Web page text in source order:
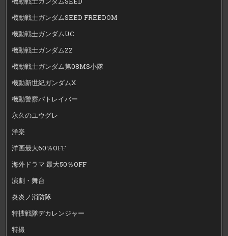
機動戦士ガンダムSEED FREEDOM
機動戦士ガンダムUC
機動戦士ガンダムZZ
機動戦士ガンダム第08MS小隊
機動新世紀ガンダムX
機動警察パトレイバー
永久のユウグレ
洋楽
洋画最大60％OFF
海外ドラマ 最大50％OFF
演劇・舞台
炎炎ノ消防隊
特捜戦隊デカレンジャー
特撮